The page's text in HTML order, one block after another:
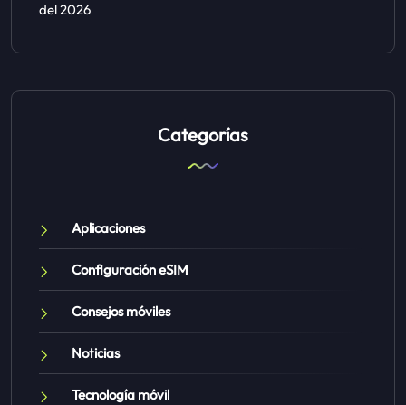
del 2026
Categorías
Aplicaciones
Configuración eSIM
Consejos móviles
Noticias
Tecnología móvil